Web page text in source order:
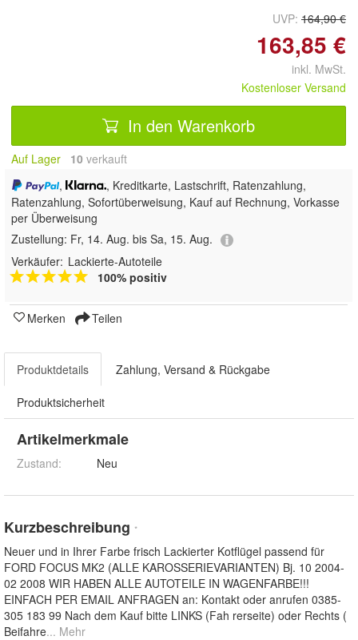
UVP: 164,90 €
163,85 €
inkl. MwSt.
Kostenloser Versand
In den Warenkorb
Auf Lager 10 verkauft
,
, Kreditkarte, Lastschrift, Ratenzahlung,
Ratenzahlung, Sofortüberweisung, Kauf auf Rechnung, Vorkasse
per Überweisung
Zustellung: Fr, 14. Aug. bis Sa, 15. Aug.
Verkäufer: Lackierte-Autoteile
100% positiv
Merken Teilen
Produktdetails Zahlung, Versand & Rückgabe
Produktsicherheit
Artikelmerkmale
Zustand: Neu
Kurzbeschreibung *
Neuer und in Ihrer Farbe frisch Lackierter Kotflügel passend für
FORD FOCUS MK2 (ALLE KAROSSERIEVARIANTEN) Bj. 10 2004-
02 2008 WIR HABEN ALLE AUTOTEILE IN WAGENFARBE!!!
EINFACH PER EMAIL ANFRAGEN an: Kontakt oder anrufen 0385-
305 183 99 Nach dem Kauf bitte LINKS (Fah rerseite) oder Rechts (
Beifahre... Mehr